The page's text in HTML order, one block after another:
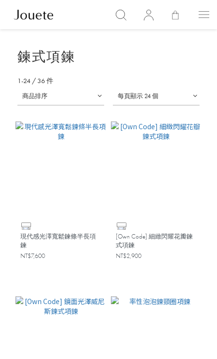
鍊式項鍊
1-24/ 36 件
商品排序 每頁顯示 24 個
現代感光澤寬鬆鍊條半長項
鍊
NT$7,600
[Own Code] 細緻閃耀花瓣鍊
式項鍊
NT$2,900